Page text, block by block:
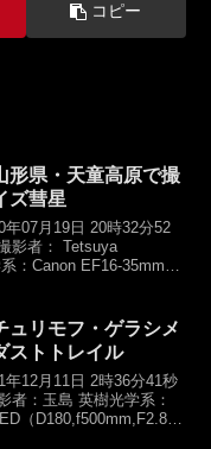
コピー
形県・天童高原で撮
ズ彗星
年07月19日 20時32分52
影者： Tetsuya
：Canon EF16-35mm
ュリモフ・ゲラシメ
ストトレイル
年12月11日 2時36分41秒
者：玉島 英樹光学系：
（D180,f500mm,F2.8）